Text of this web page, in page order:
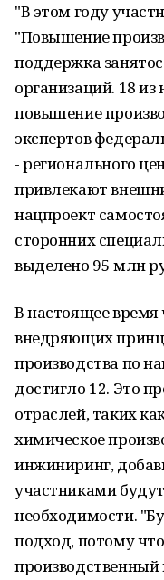
"В этом году
"Повышение
поддержка
организаций. 18
повышение
экспертов
- регионального
привлекают
нацпроект
сторонних
выделено 95 млн
В настоящее
внедряющих
производства по
достигло 12. Это
отраслей, таких
химическое
инжиниринг,
участниками
необходимости.
подход, потому